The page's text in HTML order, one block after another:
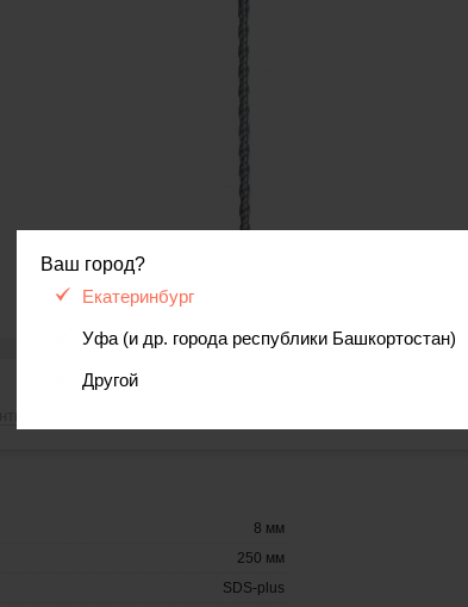
Ваш город?
Екатеринбург
Уфа (и др. города республики Башкортостан)
Другой
8 мм
250 мм
SDS-plus